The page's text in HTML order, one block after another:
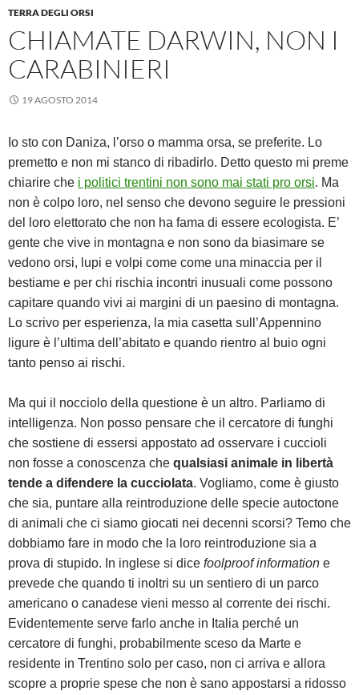
TERRA DEGLI ORSI
CHIAMATE DARWIN, NON I
CARABINIERI
19 AGOSTO 2014
Io sto con Daniza, l’orso o mamma orsa, se preferite. Lo
premetto e non mi stanco di ribadirlo. Detto questo mi preme
chiarire che i politici trentini non sono mai stati pro orsi. Ma
non è colpo loro, nel senso che devono seguire le pressioni
del loro elettorato che non ha fama di essere ecologista. E’
gente che vive in montagna e non sono da biasimare se
vedono orsi, lupi e volpi come come una minaccia per il
bestiame e per chi rischia incontri inusuali come possono
capitare quando vivi ai margini di un paesino di montagna.
Lo scrivo per esperienza, la mia casetta sull’Appennino
ligure è l’ultima dell’abitato e quando rientro al buio ogni
tanto penso ai rischi.
Ma qui il nocciolo della questione è un altro. Parliamo di
intelligenza. Non posso pensare che il cercatore di funghi
che sostiene di essersi appostato ad osservare i cuccioli
non fosse a conoscenza che qualsiasi animale in libertà
tende a difendere la cucciolata. Vogliamo, come è giusto
che sia, puntare alla reintroduzione delle specie autoctone
di animali che ci siamo giocati nei decenni scorsi? Temo che
dobbiamo fare in modo che la loro reintroduzione sia a
prova di stupido. In inglese si dice foolproof information e
prevede che quando ti inoltri su un sentiero di un parco
americano o canadese vieni messo al corrente dei rischi.
Evidentemente serve farlo anche in Italia perché un
cercatore di funghi, probabilmente sceso da Marte e
residente in Trentino solo per caso, non ci arriva e allora
scopre a proprie spese che non è sano appostarsi a ridosso